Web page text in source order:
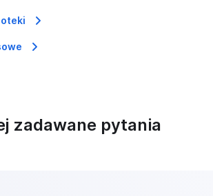
zadawane pytania